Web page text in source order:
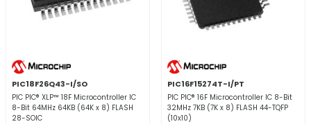
PIC18F26Q43-I/SO
PIC PIC® XLP™ 18F Microcontroller IC
8-Bit 64MHz 64KB (64K x 8) FLASH
28-SOIC
PIC16F15274T-I/PT
PIC PIC® 16F Microcontroller IC 8-Bit
32MHz 7KB (7K x 8) FLASH 44-TQFP
(10x10)